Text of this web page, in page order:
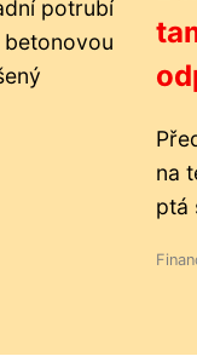
potrubí
betonovou
na
ptá